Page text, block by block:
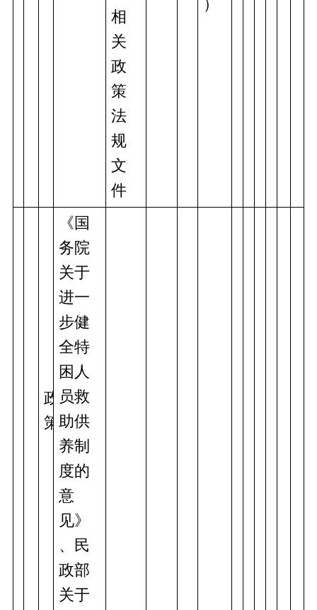
相
关
政
策
法
规
文
件
）
政
策
《国
务院
关于
进一
步健
全特
困人
员救
助供
养制
度的
意
见》
、民
政部
关于